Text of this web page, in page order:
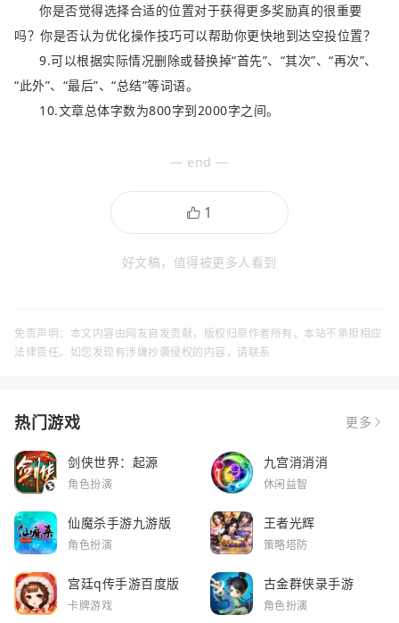
你是否觉得选择合适的位置对于获得更多奖励真的很重要
吗？你是否认为优化操作技巧可以帮助你更快地到达空投位置？
9.可以根据实际情况删除或替换掉“首先”、“其次”、“再次”、
“此外”、“最后”、“总结”等词语。
10.文章总体字数为800字到2000字之间。
— end —
好文稿，值得被更多人看到
免责声明：本文内容由网友自发贡献，版权归原作者所有，本站不承担相应
法律责任。如您发现有涉嫌抄袭侵权的内容，请联系
热门游戏 更多
剑侠世界：起源
角色扮演
九宫消消消
休闲益智
仙魔杀手游九游版
角色扮演
王者光辉
策略塔防
宫廷q传手游百度版
卡牌游戏
古金群侠录手游
角色扮演